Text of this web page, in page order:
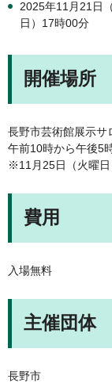
2025年11月21日
日）17時00分
開催場所
長野市芸術館展示サ
午前10時から午後5
※11月25日（火曜日
費用
入場無料
主催団体
長野市